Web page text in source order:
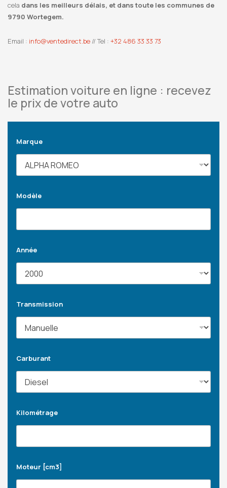
cela dans les meilleurs délais, et dans toute les communes de
9790 Wortegem.
Email : info@ventedirect.be // Tel : +32 486 33 33 73
Estimation voiture en ligne : recevez
le prix de votre auto
Marque
Modèle
Année
Transmission
Carburant
Kilométrage
Moteur [cm3]